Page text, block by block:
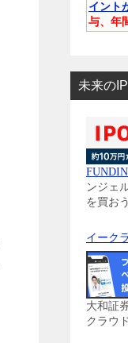
イント
与、年
未来の
ンジェ
を買お
イーク
大和証
クラウ